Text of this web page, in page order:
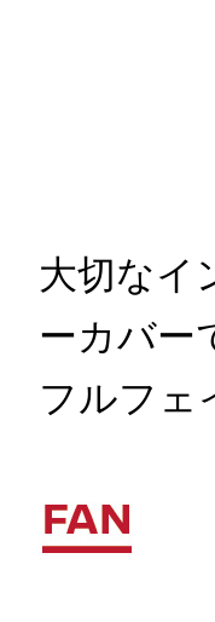
大切なイ
ーカバー
フルフェ